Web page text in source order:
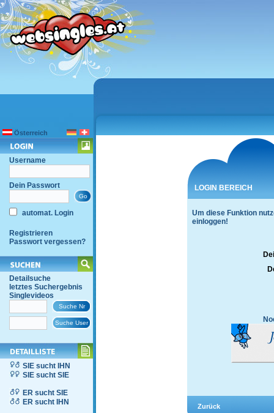
Österreich
Username
Dein Passwort
automat. Login
Registrieren
Passwort vergessen?
Detailsuche
letztes Suchergebnis
Singlevideos
SIE sucht IHN
SIE sucht SIE
ER sucht SIE
ER sucht IHN
LOGIN BEREICH
Um diese Funktion
einloggen!